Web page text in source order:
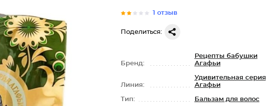
1 отзыв
Поделиться:
Бренд:
Рецепты бабушки
Агафьи
Линия:
Удивительная серия
Агафьи
Тип: Бальзам для волос